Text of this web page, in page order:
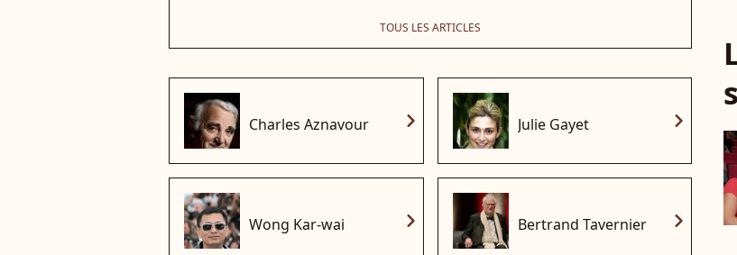
TOUS LES ARTICLES
Charles Aznavour chevron_right Julie Gayet chevron_right
Wong Kar-wai chevron_right Bertrand Tavernier chevron_right